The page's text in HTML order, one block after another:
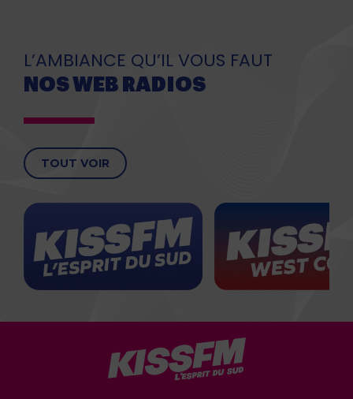
L’AMBIANCE QU’IL VOUS FAUT
NOS WEB RADIOS
TOUT VOIR